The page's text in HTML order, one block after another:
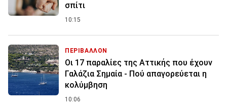
σπίτι
10:15
ΠΕΡΙΒΑΛΛΟΝ
Οι 17 παραλίες της Αττικής που έχουν
Γαλάζια Σημαία - Πού απαγορεύεται η
κολύμβηση
10:06